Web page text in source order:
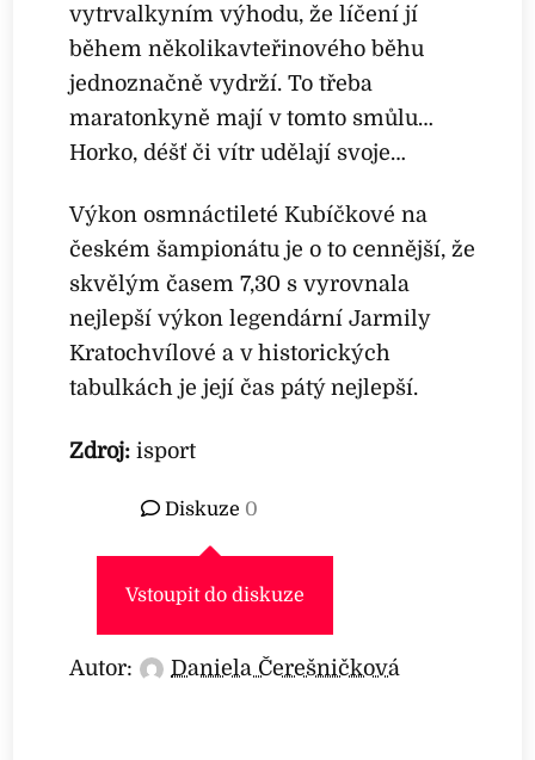
vytrvalkyním výhodu, že líčení jí
během několikavteřinového běhu
jednoznačně vydrží. To třeba
maratonkyně mají v tomto smůlu…
Horko, déšť či vítr udělají svoje…
Výkon osmnáctileté Kubíčkové na
českém šampionátu je o to cennější, že
skvělým časem 7,30 s vyrovnala
nejlepší výkon legendární Jarmily
Kratochvílové a v historických
tabulkách je její čas pátý nejlepší.
Zdroj: isport
Diskuze 0
Vstoupit do diskuze
Autor: Daniela Čerešničková